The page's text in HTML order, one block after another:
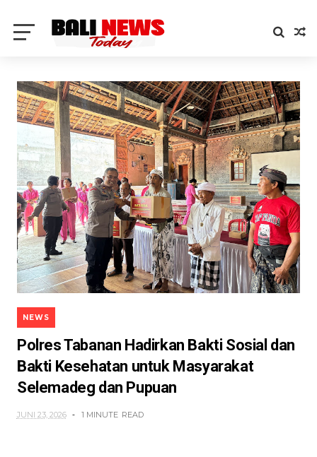
NEWS
Polres Tabanan Hadirkan Bakti Sosial dan
Bakti Kesehatan untuk Masyarakat
Selemadeg dan Pupuan
JUNI 23, 2026 1 MINUTE READ